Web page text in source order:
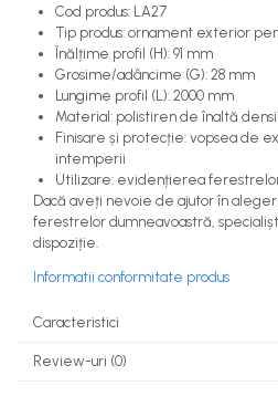
Cod produs: LA27
Tip produs: ornament exterior
Înălțime profil (H): 91 mm
Grosime/adâncime (G): 28 mm
Lungime profil (L): 2000 mm
Material: polistiren de înaltă
Finisare și protecție: vopsea de
intemperii
Utilizare: evidențierea
Dacă aveți nevoie de ajutor în
ferestrelor dumneavoastră,
dispoziție.
Informatii conformitate produs
Caracteristici
Review-uri (0)